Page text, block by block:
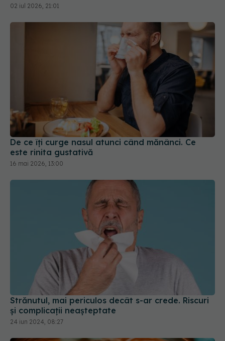
02 iul 2026, 21:01
De ce îți curge nasul atunci când mănânci. Ce
este rinita gustativă
16 mai 2026, 13:00
Strănutul, mai periculos decât s-ar crede. Riscuri
și complicații neașteptate
24 iun 2024, 08:27